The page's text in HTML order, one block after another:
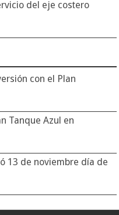
del eje costero
con el Plan
Tanque Azul en
13 de noviembre día de